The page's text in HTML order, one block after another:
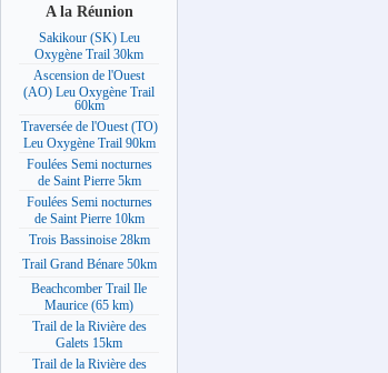
A la Réunion
Sakikour (SK) Leu
Oxygène Trail 30km
Ascension de l'Ouest
(AO) Leu Oxygène Trail
60km
Traversée de l'Ouest (TO)
Leu Oxygène Trail 90km
Foulées Semi nocturnes
de Saint Pierre 5km
Foulées Semi nocturnes
de Saint Pierre 10km
Trois Bassinoise 28km
Trail Grand Bénare 50km
Beachcomber Trail Ile
Maurice (65 km)
Trail de la Rivière des
Galets 15km
Trail de la Rivière des